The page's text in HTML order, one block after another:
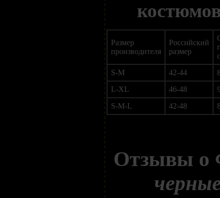
Размер
производителя
Российский
размер
S-M
42-44
L-XL
46-48
S-M-L
42-48
Отзывы о